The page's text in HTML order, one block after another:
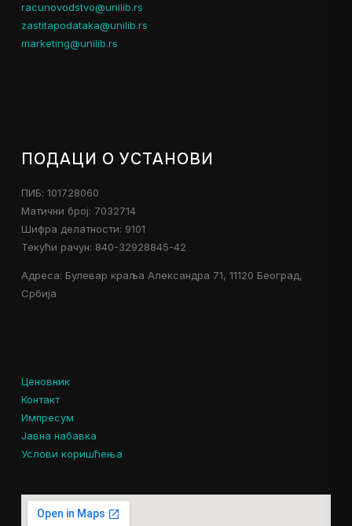
racunovodstvo@unilib.rs
zastitapodataka@unilib.rs
marketing@unilib.rs
ПОДАЦИ О УСТАНОВИ
ПИБ: 101728060
Матични број: 7032714
Шифра делатности: 9101
Текући рачун: 840-32928845-42
Адреса: Булевар краља Александра 71, 11120 Београд,
Србија
Ценовник
Контакт
Импресум
Јавна набавка
Услови коришћења